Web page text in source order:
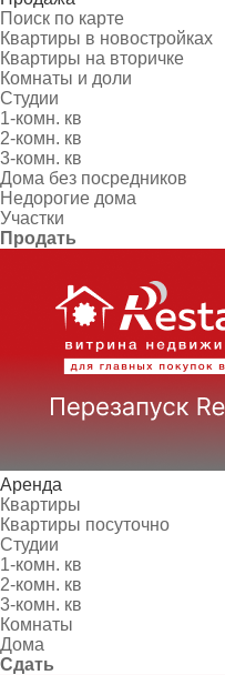
Поиск по карте
Квартиры в новостройках
Квартиры на вторичке
Комнаты и доли
Студии
1-комн. кв
2-комн. кв
3-комн. кв
Дома без посредников
Недорогие дома
Участки
Продать
Аренда
Квартиры
Квартиры посуточно
Студии
1-комн. кв
2-комн. кв
3-комн. кв
Комнаты
Дома
Сдать